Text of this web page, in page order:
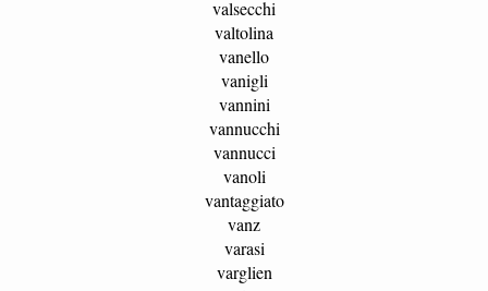
valsecchi
valtolina
vanello
vanigli
vannini
vannucchi
vannucci
vanoli
vantaggiato
vanz
varasi
varglien